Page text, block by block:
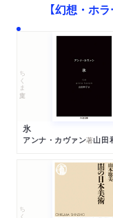
【幻想・ホ
ちくま文庫
氷
アンナ・カヴァン著山田
ちくま新書